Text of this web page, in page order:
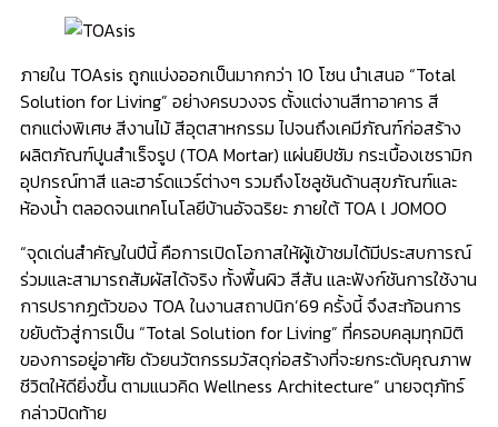
ภายใน TOAsis ถูกแบ่งออกเป็นมากกว่า 10 โซน นำเสนอ “Total
Solution for Living” อย่างครบวงจร ตั้งแต่งานสีทาอาคาร สี
ตกแต่งพิเศษ สีงานไม้ สีอุตสาหกรรม ไปจนถึงเคมีภัณฑ์ก่อสร้าง
ผลิตภัณฑ์ปูนสำเร็จรูป (TOA Mortar) แผ่นยิปซัม กระเบื้องเซรามิก
อุปกรณ์ทาสี และฮาร์ดแวร์ต่างๆ รวมถึงโซลูชันด้านสุขภัณฑ์และ
ห้องน้ำ ตลอดจนเทคโนโลยีบ้านอัจฉริยะ ภายใต้ TOA l JOMOO
“จุดเด่นสำคัญในปีนี้ คือการเปิดโอกาสให้ผู้เข้าชมได้มีประสบการณ์
ร่วมและสามารถสัมผัสได้จริง ทั้งพื้นผิว สีสัน และฟังก์ชันการใช้งาน
การปรากฏตัวของ TOA ในงานสถาปนิก’69 ครั้งนี้ จึงสะท้อนการ
ขยับตัวสู่การเป็น “Total Solution for Living” ที่ครอบคลุมทุกมิติ
ของการอยู่อาศัย ดัวยนวัตกรรมวัสดุก่อสร้างที่จะยกระดับคุณภาพ
ชีวิตให้ดียิ่งขึ้น ตามแนวคิด Wellness Architecture” นายจตุภัทร์
กล่าวปิดท้าย